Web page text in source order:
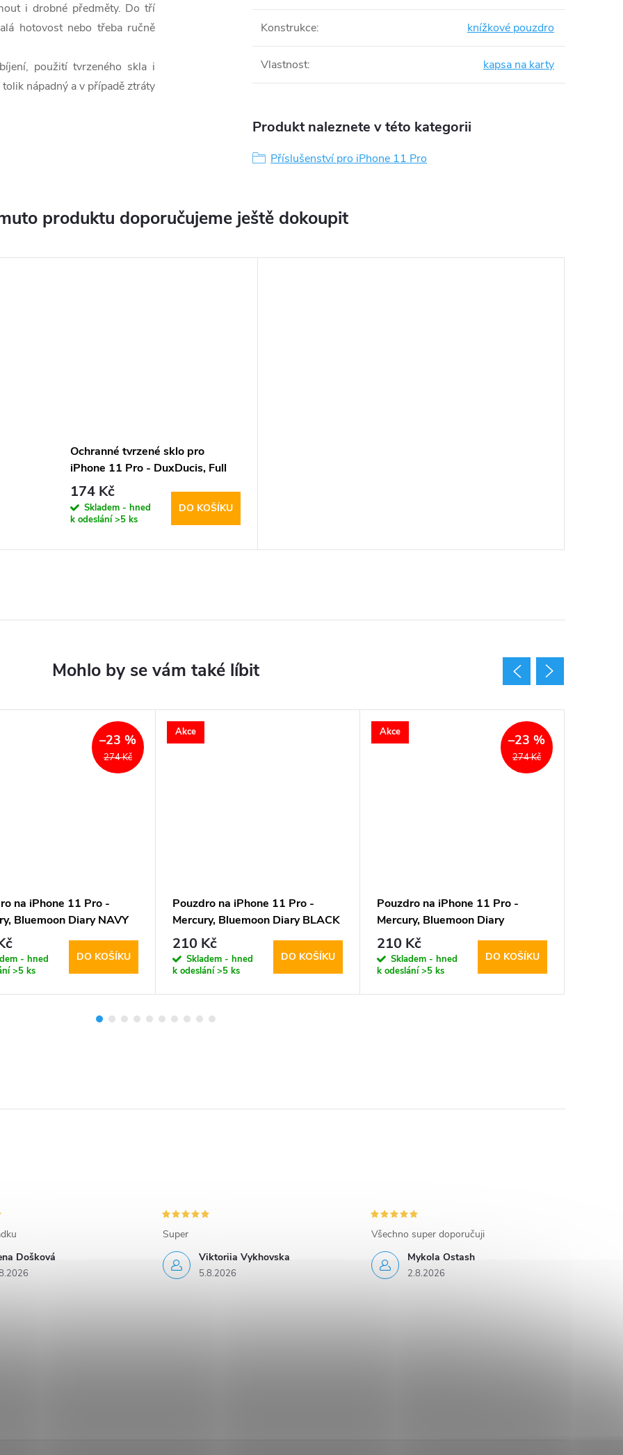
i drobné předměty. Do tří
hotovost nebo třeba ručně
použití tvrzeného skla i
nápadný a v případě ztráty
Konstrukce: knížkové pouzdro
Vlastnost: kapsa na karty
Produkt naleznete v této kategorii
Příslušenství pro iPhone 11 Pro
produktu doporučujeme ještě dokoupit
Ochranné tvrzené sklo pro
iPhone 11 Pro - DuxDucis, Full
Glass Black
174 Kč
Skladem - hned
k odeslání>5 ks
DO KOŠÍKU
274 Kč
–23 %
na iPhone 11 Pro -
Bluemoon Diary NAVY
- hned
>5 ks
DO KOŠÍKU
Akce
Pouzdro na iPhone 11 Pro -
Mercury, Bluemoon Diary BLACK
210 Kč
Skladem - hned
k odeslání>5 ks
DO KOŠÍKU
Akce
274 Kč
–23 %
Pouzdro na iPhone 11 Pro -
Mercury, Bluemoon Diary
HOTPINK
210 Kč
Skladem - hned
k odeslání>5 ks
DO KOŠÍKU
Došková
Viktoriia Vykhovska
5.8.2026
Super
Mykola Ostash
2.8.2026
Všechno super doporučuji